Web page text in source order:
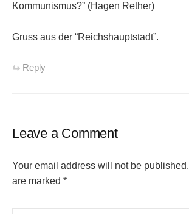
Kommunismus?” (Hagen Rether)
Gruss aus der “Reichshauptstadt”.
Reply
Leave a Comment
Your email address will not be published.
are marked *